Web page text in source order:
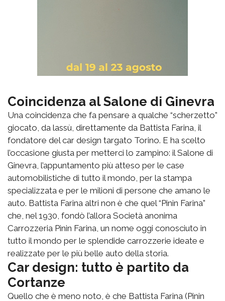
Coincidenza al Salone di Ginevra
Una coincidenza che fa pensare a qualche “scherzetto”
giocato, da lassù, direttamente da Battista Farina, il
fondatore del car design targato Torino. E ha scelto
l’occasione giusta per metterci lo zampino: il Salone di
Ginevra, l’appuntamento più atteso per le case
automobilistiche di tutto il mondo, per la stampa
specializzata e per le milioni di persone che amano le
auto. Battista Farina altri non è che quel “Pinin Farina”
che, nel 1930, fondò l’allora Società anonima
Carrozzeria Pinin Farina, un nome oggi conosciuto in
tutto il mondo per le splendide carrozzerie ideate e
realizzate per le più belle auto della storia.
Car design: tutto è partito da
Cortanze
Quello che è meno noto, è che Battista Farina (Pinin